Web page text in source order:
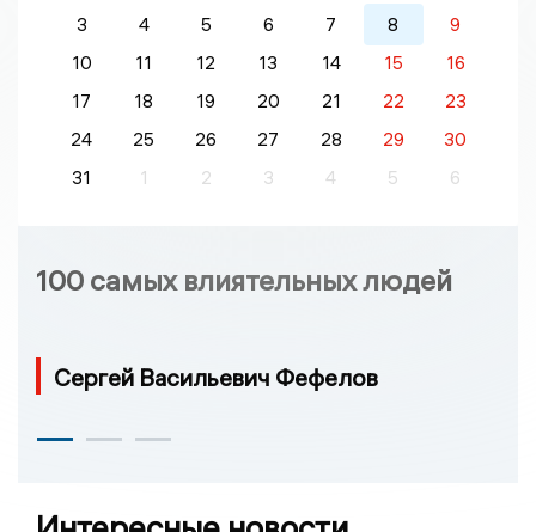
3
4 5 6 7 8
9
10
11 12 13 14 15
16
17
18 19 20 21 22
23
24
25 26 27 28 29
30
31
1 2 3 4 5 6
100 самых влиятельных людей
Сергей Васильевич Фефелов